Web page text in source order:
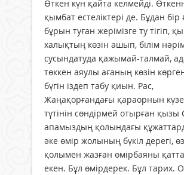
Өткен күн қайта келмейді.
қымбат естеліктері де. Бұдан бір
бұрын туған жерімізге ту тігіп,
халықтың көзін ашып, білім
сусындатуда қажымай-талмай,
төккен аяу­­лы ағаның көзін
бүгін іздеп табу қиын. Рас,
Жаңақорғандағы қараорнын
түтінін сөндірмей отырған қызы
апамыздың қолындағы
әке өмір жолының бүкіл дерегі, өз
қолымен жазған өмірбаяны
екен. Бұл өмірдерек. Бұл тарих.